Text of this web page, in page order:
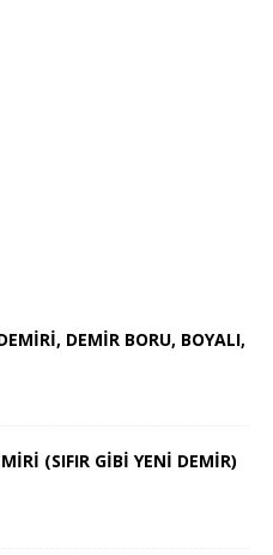
DEMİR BORU, BOYALI,
(SIFIR GİBİ YENİ DEMİR)